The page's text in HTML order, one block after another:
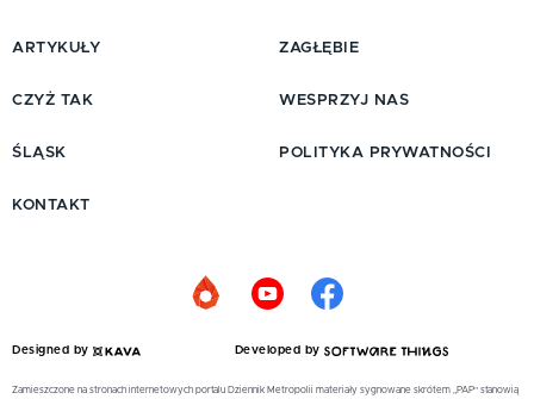
ARTYKUŁY
CZYŻ TAK
ŚLĄSK
ZAGŁĘBIE
WESPRZYJ NAS
POLITYKA PRYWATNOŚCI
KONTAKT
Designed by Developed by
Zamieszczone na stronach internetowych portalu Dziennik Metropolii materiały sygnowane skrótem „PAP” stanowią